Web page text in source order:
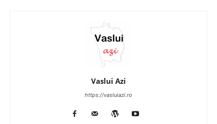
Vaslui Azi
https://vasluiazi.ro